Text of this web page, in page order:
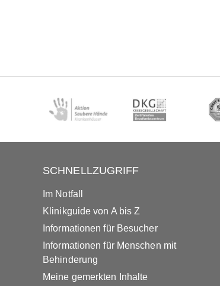
SCHNELLZUGRIFF
Im Notfall
Klinikguide von A bis Z
Informationen für Besucher
Informationen für Menschen mit
Behinderung
Meine gemerkten Inhalte